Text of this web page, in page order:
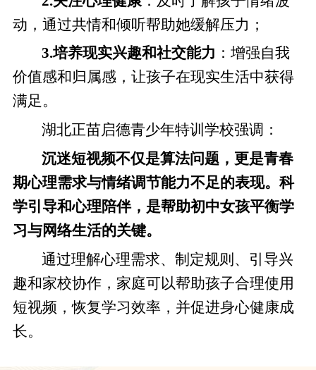
动，通过共情和倾听帮助她缓解压力；
3.培养现实兴趣和社交能力 ：增强自我
价值感和归属感，让孩子在现实生活中获得
满足。
湖北正苗启德青少年特训学校强调：
沉迷短视频不仅是算法问题，更是青春
期心理需求与情绪调节能力不足的表现。科
学引导和心理陪伴，是帮助初中女孩平衡学
习与网络生活的关键。
通过理解心理需求、制定规则、引导兴
趣和家校协作，家庭可以帮助孩子合理使用
短视频，恢复学习效率，并促进身心健康成
长。